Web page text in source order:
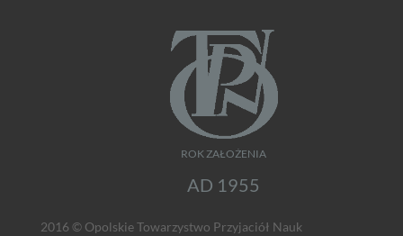
ROK ZAŁOŻENIA
AD 1955
2016 © Opolskie Towarzystwo Przyjaciół Nauk